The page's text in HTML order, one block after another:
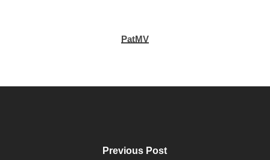
PatMV
Previous Post